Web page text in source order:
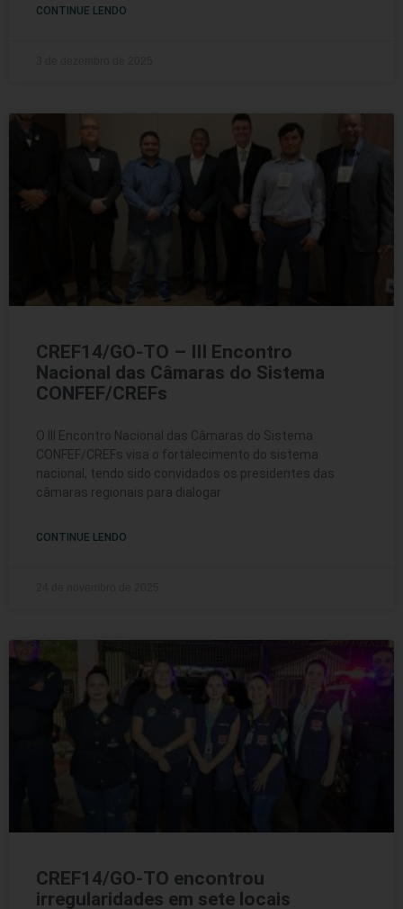
CONTINUE LENDO
CREF14/GO-TO – III Encontro
Nacional das Câmaras do Sistema
CONFEF/CREFs
O III Encontro Nacional das Câmaras do Sistema
CONFEF/CREFs visa o fortalecimento do sistema
nacional, tendo sido convidados os presidentes das
câmaras regionais para dialogar
CONTINUE LENDO
CREF14/GO-TO encontrou
irregularidades em sete locais